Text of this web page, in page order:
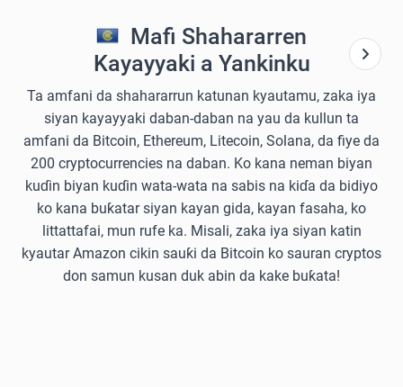
Mafi Shahararren
Kayayyaki a Yankinku
Ta amfani da shahararrun katunan kyautamu, zaka iya
siyan kayayyaki daban-daban na yau da kullun ta
amfani da Bitcoin, Ethereum, Litecoin, Solana, da fiye da
200 cryptocurrencies na daban. Ko kana neman biyan
kuɗin biyan kuɗin wata-wata na sabis na kiɗa da bidiyo
ko kana buƙatar siyan kayan gida, kayan fasaha, ko
littattafai, mun rufe ka. Misali, zaka iya siyan katin
kyautar Amazon cikin sauƙi da Bitcoin ko sauran cryptos
don samun kusan duk abin da kake buƙata!